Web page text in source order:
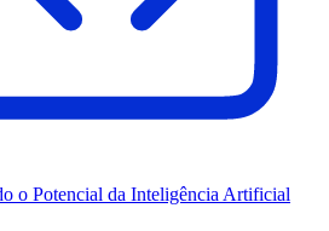
o Potencial da Inteligência Artificial